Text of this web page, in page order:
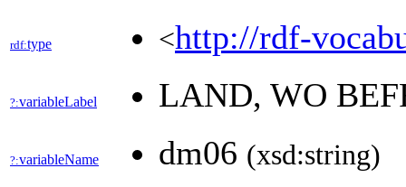
rdf:type <http://rdf-
?:variableLabel LAND, WO
?:variableName dm06 (xsd:string)